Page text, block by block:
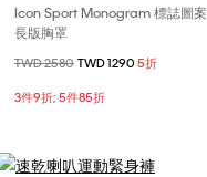
Icon Sport Monogram 標誌圖案
長版胸罩
價格扣減從
TWD 2580 至
TWD 1290 5折
3件9折; 5件85折